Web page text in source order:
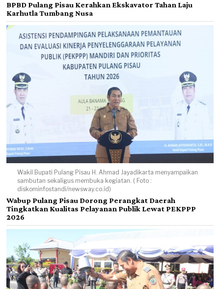
BPBD Pulang Pisau Kerahkan Ekskavator Tahan Laju
Karhutla Tumbang Nusa
Wakil Bupati Pulang Pisau H. Ahmad Jayadikarta menyampaikan
sambutan sekaligus membuka kegiatan. ( Foto :
diskominfostandi/newsway.co.id)
Wabup Pulang Pisau Dorong Perangkat Daerah
Tingkatkan Kualitas Pelayanan Publik Lewat PEKPPP
2026